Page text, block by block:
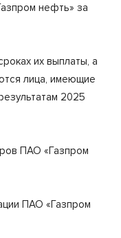
нефть» за
их выплаты, а
лица, имеющие
2025
ПАО «Газпром
ПАО «Газпром